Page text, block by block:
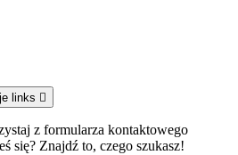
links 
z formularza kontaktowego
się? Znajdź to, czego szukasz!